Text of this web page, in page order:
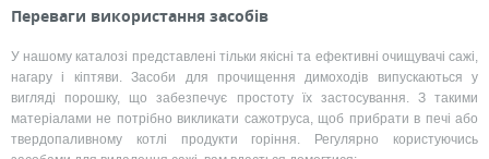
Переваги використання засобів
У нашому каталозі представлені тільки якісні та ефективні очищувачі сажі,
нагару і кіптяви. Засоби для прочищення димоходів випускаються у
вигляді порошку, що забезпечує простоту їх застосування. З такими
матеріалами не потрібно викликати сажотруса, щоб прибрати в печі або
твердопаливному котлі продукти горіння. Регулярно користуючись